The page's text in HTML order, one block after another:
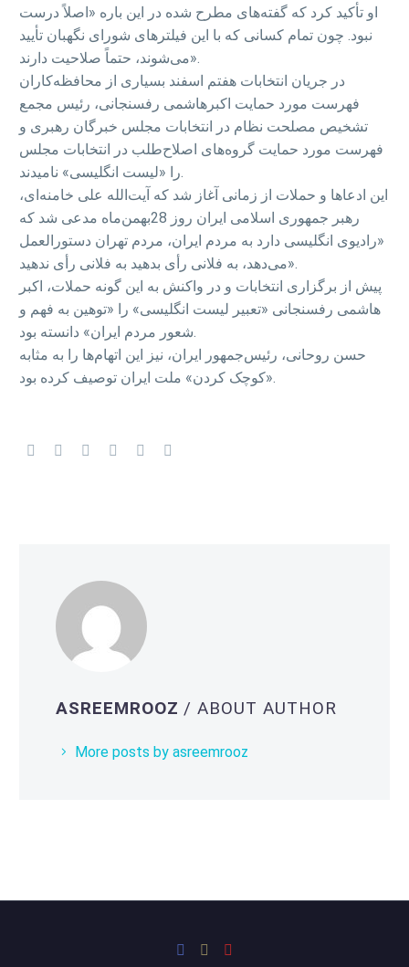
او تأکید کرد که گفته‌های مطرح شده در این باره «اصلاً درست
نبود. چون تمام کسانی که با این فیلترهای شورای نگهبان تأیید
می‌شوند، حتماً صلاحیت دارند».
در جریان انتخابات هفتم اسفند بسیاری از محافظه‌کاران
فهرست مورد حمایت اکبرهاشمی رفسنجانی، رئیس مجمع
تشخیص مصلحت نظام در انتخابات مجلس خبرگان رهبری و
فهرست مورد حمایت گروه‌های اصلاح‌طلب در انتخابات مجلس
را «لیست انگلیسی» نامیدند.
این ادعا‌ها و حملات از زمانی آغاز شد که آیت‌الله علی خامنه‌ای،
رهبر جمهوری اسلامی ایران روز 28بهمن‌ماه مدعی شد که
«رادیوی انگلیسی دارد به مردم ایران، مردم تهران دستورالعمل
می‌دهد، به فلانی رأی بدهید به فلانی رأی ندهید».
پیش از برگزاری انتخابات و در واکنش به این گونه حملات، اکبر
هاشمی رفسنجانی «تعبیر لیست انگلیسی» را «توهین به فهم و
شعور مردم ایران» دانسته بود.
حسن روحانی، رئیس‌جمهور ایران، نیز این اتهام‌ها را به مثابه
«کوچک کردن» ملت ایران توصیف کرده بود.
ASREEMROOZ / ABOUT AUTHOR
More posts by asreemrooz